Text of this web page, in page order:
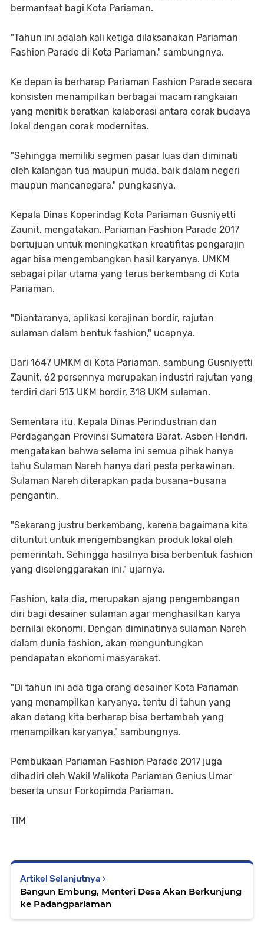
bermanfaat bagi Kota Pariaman.
"Tahun ini adalah kali ketiga dilaksanakan Pariaman
Fashion Parade di Kota Pariaman," sambungnya.
Ke depan ia berharap Pariaman Fashion Parade secara
konsisten menampilkan berbagai macam rangkaian
yang menitik beratkan kalaborasi antara corak budaya
lokal dengan corak modernitas.
"Sehingga memiliki segmen pasar luas dan diminati
oleh kalangan tua maupun muda, baik dalam negeri
maupun mancanegara," pungkasnya.
Kepala Dinas Koperindag Kota Pariaman Gusniyetti
Zaunit, mengatakan, Pariaman Fashion Parade 2017
bertujuan untuk meningkatkan kreatifitas pengarajin
agar bisa mengembangkan hasil karyanya. UMKM
sebagai pilar utama yang terus berkembang di Kota
Pariaman.
"Diantaranya, aplikasi kerajinan bordir, rajutan
sulaman dalam bentuk fashion," ucapnya.
Dari 1647 UMKM di Kota Pariaman, sambung Gusniyetti
Zaunit, 62 persennya merupakan industri rajutan yang
terdiri dari 513 UKM bordir, 318 UKM sulaman.
Sementara itu, Kepala Dinas Perindustrian dan
Perdagangan Provinsi Sumatera Barat, Asben Hendri,
mengatakan bahwa selama ini semua pihak hanya
tahu Sulaman Nareh hanya dari pesta perkawinan.
Sulaman Nareh diterapkan pada busana-busana
pengantin.
"Sekarang justru berkembang, karena bagaimana kita
dituntut untuk mengembangkan produk lokal oleh
pemerintah. Sehingga hasilnya bisa berbentuk fashion
yang diselenggarakan ini," ujarnya.
Fashion, kata dia, merupakan ajang pengembangan
diri bagi desainer sulaman agar menghasilkan karya
bernilai ekonomi. Dengan diminatinya sulaman Nareh
dalam dunia fashion, akan menguntungkan
pendapatan ekonomi masyarakat.
"Di tahun ini ada tiga orang desainer Kota Pariaman
yang menampilkan karyanya, tentu di tahun yang
akan datang kita berharap bisa bertambah yang
menampilkan karyanya," sambungnya.
Pembukaan Pariaman Fashion Parade 2017 juga
dihadiri oleh Wakil Walikota Pariaman Genius Umar
beserta unsur Forkopimda Pariaman.
TIM
Artikel Selanjutnya
Bangun Embung, Menteri Desa Akan Berkunjung
ke Padangpariaman